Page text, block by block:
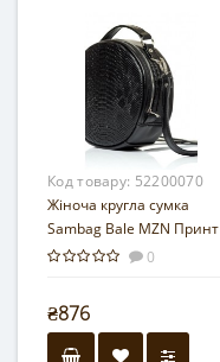
Код товару: 52200070
Жіноча кругла сумка
Sambag Bale MZN Принт
крокодила
0
₴876